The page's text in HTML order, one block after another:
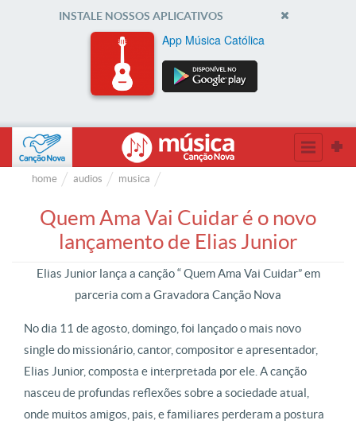
INSTALE NOSSOS APLICATIVOS
App Música Católica
home audios musica
Quem Ama Vai Cuidar é o novo
lançamento de Elias Junior
Elias Junior lança a canção “ Quem Ama Vai Cuidar” em
parceria com a Gravadora Canção Nova
No dia 11 de agosto, domingo, foi lançado o mais novo
single do missionário, cantor, compositor e apresentador,
Elias Junior, composta e interpretada por ele. A canção
nasceu de profundas reflexões sobre a sociedade atual,
onde muitos amigos, pais, e familiares perderam a postura